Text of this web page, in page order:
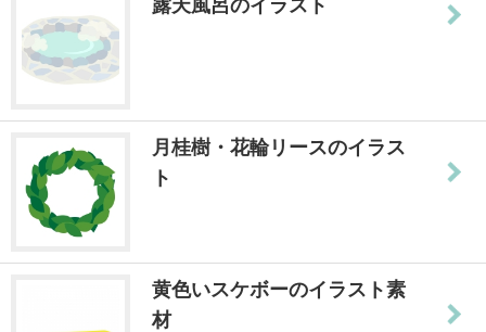
露天風呂のイラスト
月桂樹・花輪リースのイラス
ト
黄色いスケボーのイラスト素
材